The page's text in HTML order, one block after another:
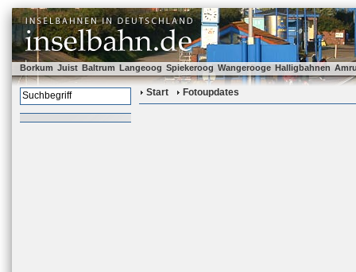
Borkum Juist Baltrum Langeoog Spiekeroog Wangerooge Halligbahnen
Start Fotoupdates